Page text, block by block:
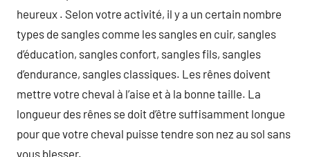
heureux . Selon votre activité, il y a un certain nombre
types de sangles comme les sangles en cuir, sangles
d’éducation, sangles confort, sangles fils, sangles
d’endurance, sangles classiques. Les rênes doivent
mettre votre cheval à l’aise et à la bonne taille. La
longueur des rênes se doit d’être suffisamment longue
pour que votre cheval puisse tendre son nez au sol sans
vous blesser.